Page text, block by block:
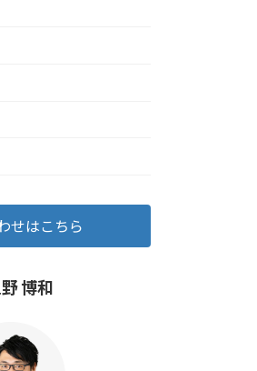
せはこちら
博和